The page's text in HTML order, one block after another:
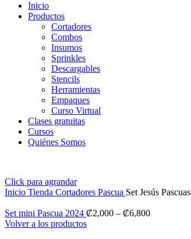
Inicio
Productos
Cortadores
Combos
Insumos
Sprinkles
Descargables
Stencils
Herramientas
Empaques
Curso Virtual
Clases gratuitas
Cursos
Quiénes Somos
Click para agrandar
Inicio Tienda Cortadores Pascua Set Jesús Pascuas
Set mini Pascua 2024 ₡2,000 – ₡6,800
Volver a los productos